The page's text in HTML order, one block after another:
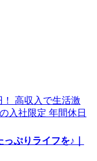
ぷりライフを♪｜